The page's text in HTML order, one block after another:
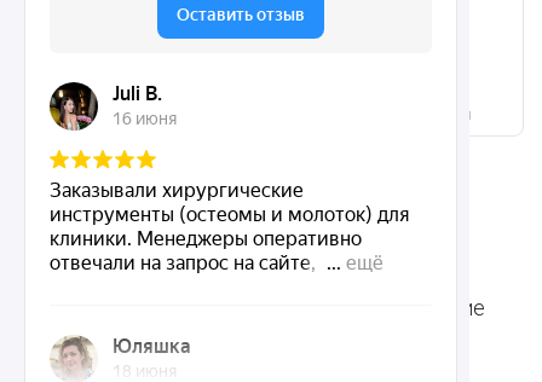
Микрохирургические, хирургические, ортодонтические
инструменты Dentins.ru на карте Москвы — Яндекс.Карты
Ассортимент
Хирургические
Стоматологические